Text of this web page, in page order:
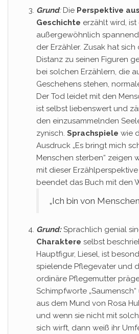
Grund:Die Perspektive
Geschichte erzählt wird, ist
außergewöhnlich
der Erzähler. Zusak hat
Distanz zu seinen Figuren
bei solchen Erzählern, die
Geschehens stehen,
Der Tod leidet mit den
ist selbst liebenswert und
den einzusammelnden
zynisch. Sprachspiele wie
Ausdruck „Es bringt mich
Menschen sterben“ zeigen
mit dieser
beendet das Buch mit den
„Ich bin von
Grund:Sprachlich genial
Charaktere selbst
Hauptfigur, Liesel, ist
spielende Pflegevater und
ordinäre Pflegemutter
Schimpfworte „Saumensch“
aus dem Mund von Rosa
und wenn sie nicht mit
sich wirft, dann weiß ihr